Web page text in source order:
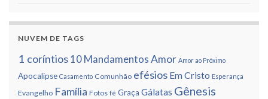
NUVEM DE TAGS
1 corí­ntios 10 Mandamentos Amor Amor ao Próximo
Apocalipse Casamento Comunhão efésios Em Cristo Esperança
Evangelho Famí­lia Fotos fé Graça Gálatas Gênesis